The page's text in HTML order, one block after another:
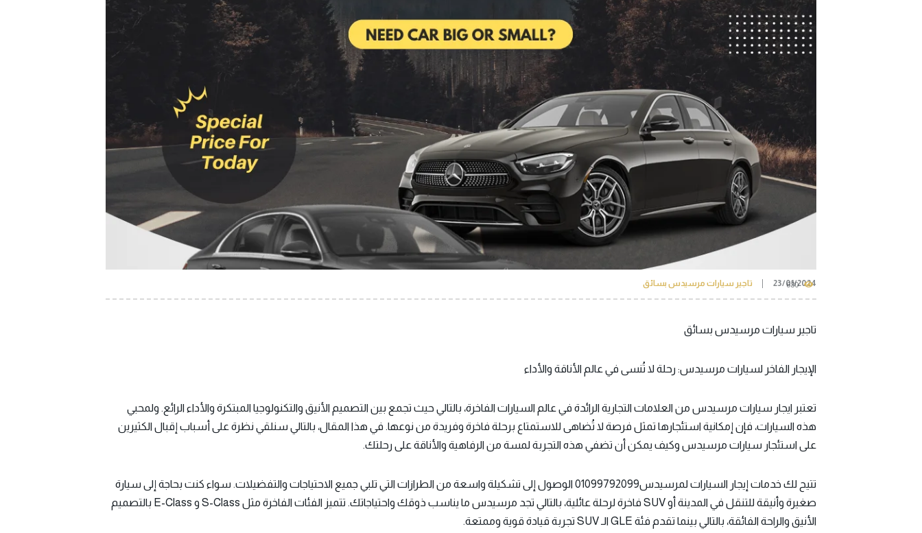
23/01/2024 تاجير سيارات مرسيدس بسائق 680
تاجير سيارات مرسيدس بسائق
الإيجار الفاخر لسيارات مرسيدس: رحلة لا تُنسى في عالم الأناقة والأداء
تعتبر ايجار سيارات مرسيدسمن العلامات التجارية الرائدة في عالم السيارات الفاخرة، بالتالي حيث تجمع بين التصميم الأنيق والتكنولوجيا المبتكرة والأداء الرائع. ولمحبي
هذه السيارات، فإن إمكانية استئجارها تمثل فرصة لا تُضاهى للاستمتاع برحلة فاخرة وفريدة من نوعها. في هذا المقال، بالتالي سنلقي نظرة على أسباب إقبال الكثيرين
على استئجار سيارات مرسيدس وكيف يمكن أن تضفي هذه التجربة لمسة من الرفاهية والأناقة على رحلتك.
تتيح لك خدمات إيجار السيارات لمرسيدس01099792099 الوصول إلى تشكيلة واسعة من الطرازات التي تلبي جميع الاحتياجات والتفضيلات. سواء كنت بحاجة إلى سيارة
صغيرة وأنيقة للتنقل في المدينة أو SUV فاخرة لرحلة عائلية، بالتالي تجد مرسيدس ما يناسب ذوقك واحتياجاتك. تتميز الفئات الفاخرة مثل S-Class و E-Class بالتصميم
الأنيق والراحة الفائقة، بالتالي بينما تقدم فئة GLE الـ SUV تجربة قيادة قوية وممتعة.